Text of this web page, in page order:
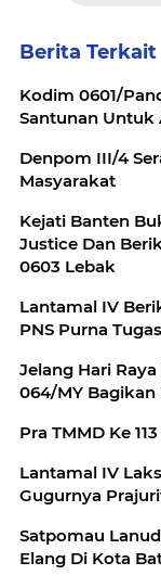
Berita Terkait
Kodim 0601/
Denpom III/4
Masyarakat
Kejati Banten
Justice Dan
0603 Lebak
Lantamal IV
PNS Purna Tugas
Jelang Hari
064/MY
Pra TMMD Ke
Lantamal IV Laksanakan Doa Bersama Atas
Gugurnya
Satpomau
Elang Di Kota